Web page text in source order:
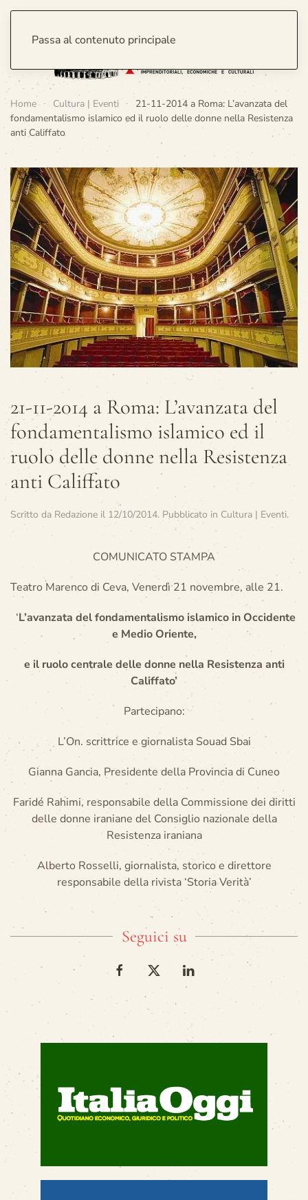
Passa al contenuto principale
Home Cultura | Eventi
21-11-2014 a Roma: L’avanzata del
fondamentalismo islamico ed il ruolo delle donne nella Resistenza
anti Califfato
21-11-2014 a Roma: L’avanzata del
fondamentalismo islamico ed il
ruolo delle donne nella Resistenza
anti Califfato
Scritto da Redazione il 12/10/2014. Pubblicato in Cultura | Eventi.
COMUNICATO STAMPA
Teatro Marenco di Ceva, Venerdì 21 novembre, alle 21.
‘L’avanzata del fondamentalismo islamico in Occidente
e Medio Oriente,
e il ruolo centrale delle donne nella Resistenza anti
Califfato’
Partecipano:
L’On. scrittrice e giornalista Souad Sbai
Gianna Gancia, Presidente della Provincia di Cuneo
Faridé Rahimi, responsabile della Commissione dei diritti
delle donne iraniane del Consiglio nazionale della
Resistenza iraniana
Alberto Rosselli, giornalista, storico e direttore
responsabile della rivista ‘Storia Verità’
Seguici su